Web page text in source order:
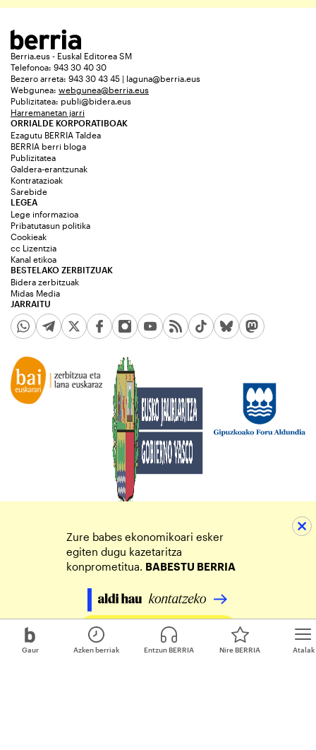
Gaur Atalak
Azken berriak Entzun BERRIA Nire BERRIA
Berria.eus - Euskal Editorea SM
Telefonoa: 943 30 40 30
Bezero arreta: 943 30 43 45 | laguna@berria.eus
Webgunea: webgunea@berria.eus
Publizitatea: publi@bidera.eus
Harremanetan jarri
ORRIALDE KORPORATIBOAK
Ezagutu BERRIA Taldea
BERRIA berri bloga
Publizitatea
Galdera-erantzunak
Kontratazioak
Sarebide
JARRAITU
LEGEA
Lege informazioa
Pribatutasun politika
Cookieak
cc Lizentzia
Kanal etikoa
BESTELAKO ZERBITZUAK
Bidera zerbitzuak
Midas Media
Zure babes ekonomikoari esker
egiten dugu kazetaritza
konprometitua. BABESTU BERRIA
Egin zure ekarpena